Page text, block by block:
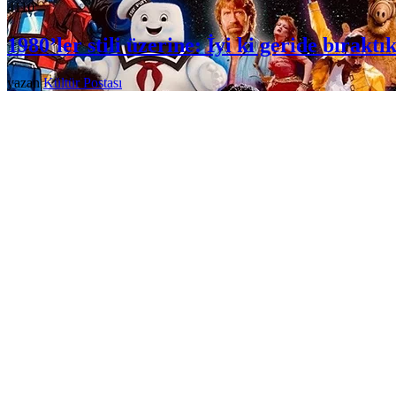
4110
1980’ler stili üzerine: İyi ki geride
yazan Kültür Postası